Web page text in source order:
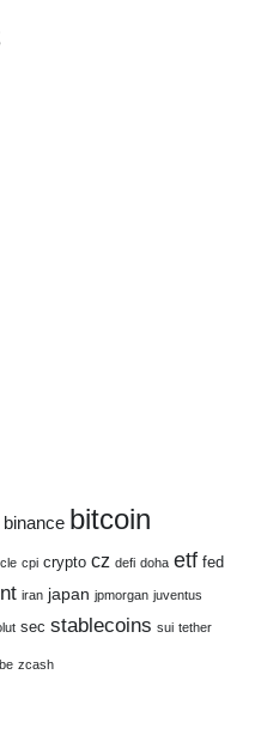
binance bitcoin
cpi crypto cz defi doha etf fed
iran japan jpmorgan juventus
sec stablecoins sui tether
zcash